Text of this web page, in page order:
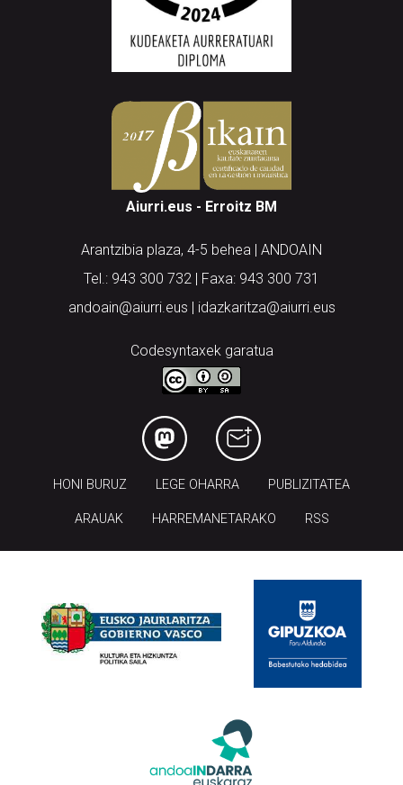
Aiurri.eus - Erroitz BM
Arantzibia plaza, 4-5 behea | ANDOAIN
Tel.: 943 300 732 | Faxa: 943 300 731
andoain@aiurri.eus | idazkaritza@aiurri.eus
Codesyntaxek garatua
HONI BURUZ LEGE OHARRA PUBLIZITATEA
ARAUAK HARREMANETARAKO RSS